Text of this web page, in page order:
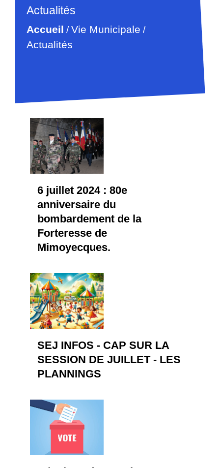
Actualités
Accueil /Vie Municipale /
Actualités
6 juillet 2024 : 80e
anniversaire du
bombardement de la
Forteresse de
Mimoyecques.
SEJ INFOS - CAP SUR LA
SESSION DE JUILLET - LES
PLANNINGS